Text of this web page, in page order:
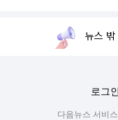
뉴스 밖
로그인
다음뉴스 서비